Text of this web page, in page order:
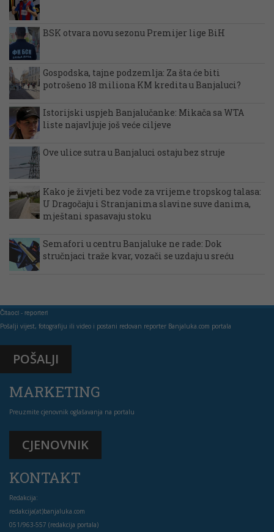
BSK otvara novu sezonu Premijer lige BiH
Gospodska, tajne podzemlja: Za šta će biti
potrošeno 18 miliona KM kredita u Banjaluci?
Istorijski uspjeh Banjalučanke: Mikača sa WTA
liste najavljuje još veće ciljeve
Ove ulice sutra u Banjaluci ostaju bez struje
Kako je živjeti bez vode za vrijeme tropskog talasa:
U Dragočaju i Stranjanima slavine suve danima,
mještani spasavaju stoku
Semafori u centru Banjaluke ne rade: Dok
stručnjaci traže kvar, vozači se uzdaju u sreću
Čitaoci - reporteri
Pošalji vijest, fotografiju ili video i postani redovan reporter Banjaluka.com portala
POŠALJI
MARKETING
Preuzmite cjenovnik oglašavanja na portalu
CJENOVNIK
KONTAKT
Redakcija:
redakcija(at)banjaluka.com
051/963-557 (redakcija portala)